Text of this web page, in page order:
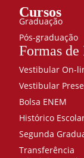
Cursos
Graduação
Pós-graduação
Formas de
Vestibular On-
Vestibular
Bolsa ENEM
Histórico
Segunda
Transferência